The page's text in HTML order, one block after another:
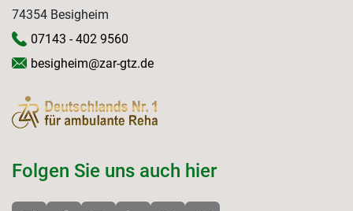
74354 Besigheim
07143 - 402 9560
besigheim@zar-gtz.de
Folgen Sie uns auch hier